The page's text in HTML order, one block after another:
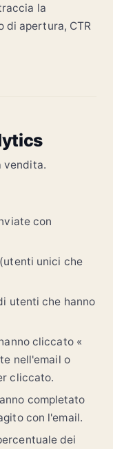
la
di apertura, CTR
vendita.
con
unici che
utenti che hanno
cliccato «
nell'email o
cliccato.
completato
con l'email.
dei